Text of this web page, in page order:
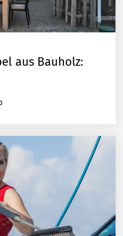
aus Bauholz: